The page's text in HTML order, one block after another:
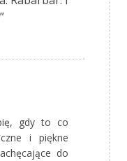
”
gdy to co
i piękne
do